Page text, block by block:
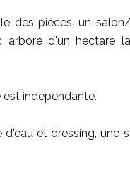
des pièces, un
d'un hectare
indépendante.
et dressing, une